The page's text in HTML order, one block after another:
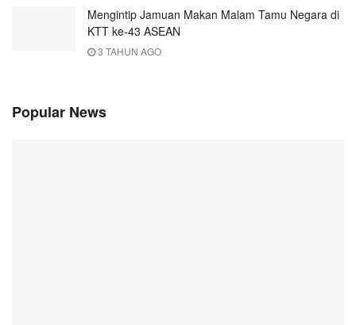
Mengintip Jamuan Makan Malam Tamu Negara di
KTT ke-43 ASEAN
3 TAHUN AGO
Popular News